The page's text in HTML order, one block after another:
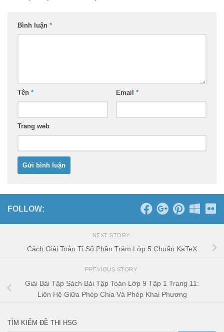
Bình luận *
Tên * Email *
Trang web
FOLLOW:
NEXT STORY
Cách Giải Toán Tỉ Số Phần Trăm Lớp 5 Chuẩn KaTeX
PREVIOUS STORY
Giải Bài Tập Sách Bài Tập Toán Lớp 9 Tập 1 Trang 11:
Liên Hệ Giữa Phép Chia Và Phép Khai Phương
TÌM KIẾM ĐỀ THI HSG